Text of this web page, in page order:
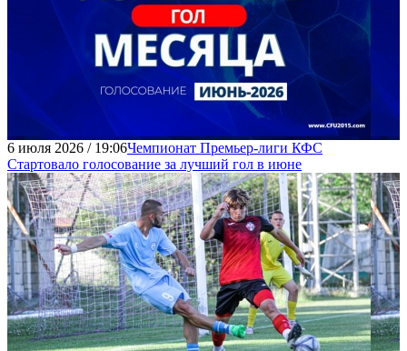
6 июля 2026 / 19:06Чемпионат Премьер-лиги КФС
Стартовало голосование за лучший гол в июне